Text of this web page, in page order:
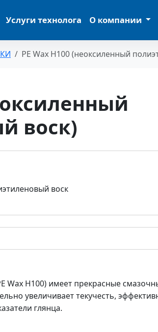
Услуги технолога О компании
PE Wax Н100 (неоксиленный
воск)
воск
Wax H100) имеет прекрасные
увеличивает текучесть,
глянца.